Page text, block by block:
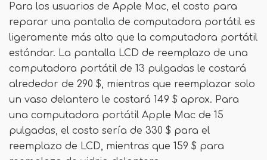
Para los usuarios de Apple Mac, el costo para
reparar una pantalla de computadora portátil es
ligeramente más alto que la computadora portátil
estándar. La pantalla LCD de reemplazo de una
computadora portátil de 13 pulgadas le costará
alrededor de 290 $, mientras que reemplazar solo
un vaso delantero le costará 149 $ aprox. Para
una computadora portátil Apple Mac de 15
pulgadas, el costo sería de 330 $ para el
reemplazo de LCD, mientras que 159 $ para